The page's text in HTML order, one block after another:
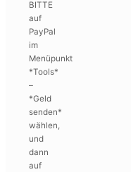
BITTE
auf
PayPal
im
Menüpunkt
*Tools*
–
*Geld
senden*
wählen,
und
dann
auf